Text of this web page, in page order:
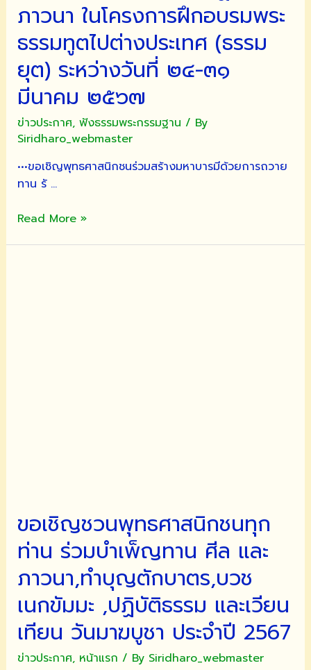
ปฏิบัติ
ธรรม
ภาวนา ในโครงการฝึกอบรมพระ
ธรรมทูตไปต่างประเทศ (ธรรม
ยุต) ระหว่างวันที่ ๒๔-๓๑
มีนาคม ๒๕๖๗
ข่าวประกาศ, ฟังธรรมพระกรรมฐาน / By
Siridharo_webmaster
•••ขอเชิญพุทธศาสนิกชนร่วมสร้างมหาบารมีด้วยการถวาย
ทาน รั …
•••ขอ
ธรรม
ทูต
ต่าง
ประเทศ
(ธรรม
ยุต)
ระหว่าง
Read More »
ขอเชิญชวนพุทธศาสนิกชนทุก
ท่าน ร่วมบำเพ็ญทาน ศีล และ
ภาวนา,ทำบุญตักบาตร,บวช
เนกขัมมะ ,ปฏิบัติธรรม และเวียน
เทียน วันมาฆบูชา ประจำปี 2567
ข่าวประกาศ, หน้าแรก / By Siridharo_webmaster